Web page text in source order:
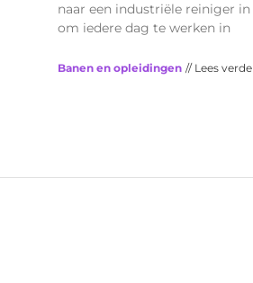
naar een industriële reiniger
om iedere dag te werken in
Banen en opleidingen // Lees